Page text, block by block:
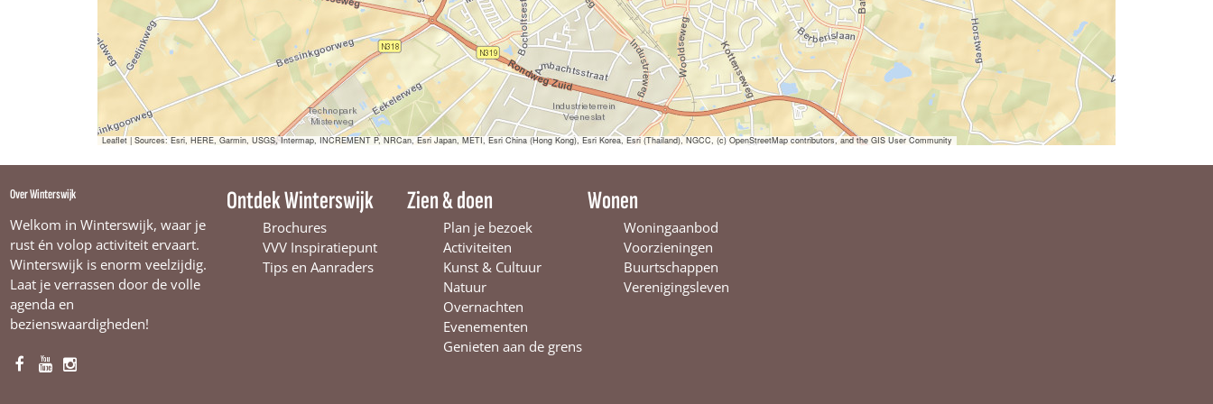
s
P
s
s
é
Leaflet|Sources: Esri, HERE, Garmin, USGS, Intermap, INCREMENT P, NRCan, Esri Japan, METI, Esri China (Hong Kong), Esri Korea, Esri (Thailand), NGCC, (c) OpenStreetMap contributors, and the GIS User Community
Over Winterswijk
Welkom in Winterswijk, waar je
rust én volop activiteit ervaart.
Winterswijk is enorm veelzijdig.
Laat je verrassen door de volle
agenda en
bezienswaardigheden!
F
Y
I
Ontdek Winterswijk
Brochures
VVV Inspiratiepunt
Tips en Aanraders
Zien & doen
Plan je bezoek
Activiteiten
Kunst & Cultuur
Natuur
Overnachten
Evenementen
Genieten aan de grens
Wonen
Woningaanbod
Voorzieningen
Buurtschappen
Verenigingsleven